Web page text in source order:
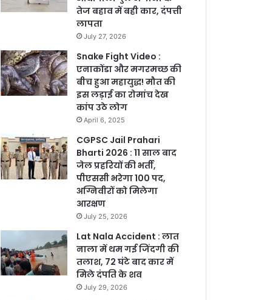
तेज बहाव में बही कार, दंपत्ती
लापता
July 27, 2026
Snake Fight Video :
एनाकोंडा और मगरमच्छ की
बीच हुआ महायुद्ध! मौत की
इस लड़ाई का रोमांच देख
कांप उठे लोग
April 6, 2025
CGPSC Jail Prahari
Bharti 2026 : 11 साल बाद
जेल प्रहरियों की भर्ती,
पीएससी भरेगा 100 पद,
अग्निवीरों को मिलेगा
आरक्षण
July 25, 2026
Lat Nala Accident : लात
नाला में थम गई जिंदगी की
तलाश, 72 घंटे बाद कार में
मिले दंपति के शव
July 29, 2026